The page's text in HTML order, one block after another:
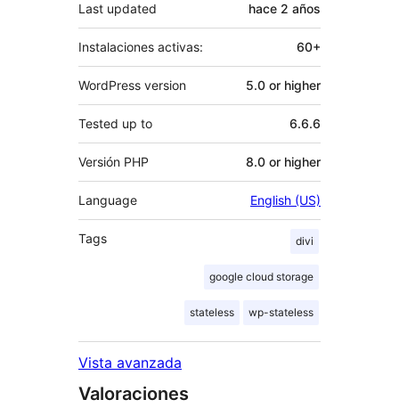
Last updated hace 2 años
Instalaciones activas: 60+
WordPress version 5.0 or higher
Tested up to 6.6.6
Versión PHP 8.0 or higher
Language English (US)
Tags divi
google cloud storage
stateless wp-stateless
Vista avanzada
Valoraciones